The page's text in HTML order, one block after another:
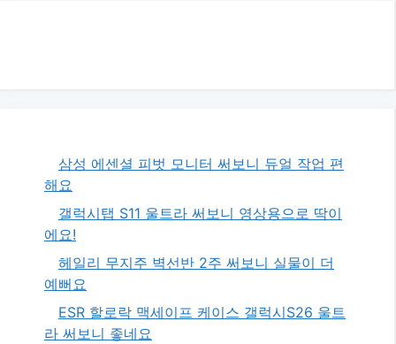
삼성 에센셜 피벗 모니터 써보니 듀얼 작업 편
해요
갤럭시탭 S11 울트라 써보니 영상용으로 딱이
에요!
헤일리 무지주 벽선반 2주 써보니 실물이 더
예뻐요
ESR 할로락 맥세이프 케이스 갤럭시S26 울트
라 써보니 좋네요